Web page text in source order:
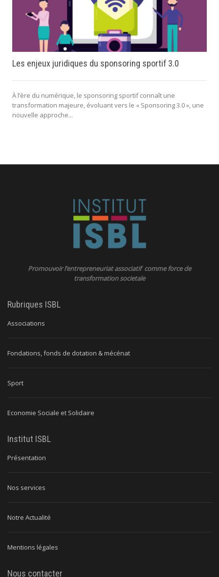
Les enjeux juridiques du sponsoring sportif 3.0
À l’ère du numérique, le sponsoring sportif connaît une
transformation majeure, évoluant vers le « Sponsoring 3.0 », une
nouvelle approche...
Promouvoir l’entrepreneuriat associatif comme force de
transformation societale
Rubriques ISBL
Associations
Fondations, fonds de dotation & mécénat
Sport
Economie Sociale et Solidaire
Institut ISBL
Présentation
Nos services
Notre Actualité
Mentions légales
Nous contacter